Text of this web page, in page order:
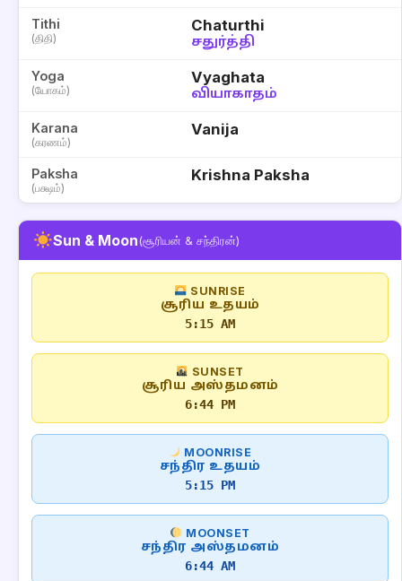
Tithi
(திதி)
Chaturthi
சதுர்த்தி
Yoga
(யோகம்)
Vyaghata
வியாகாதம்
Karana
(கரணம்)
Vanija
Paksha
(பக்ஷம்)
Krishna Paksha
Sun & Moon(சூரியன் & சந்திரன்)
SUNRISE
சூரிய உதயம்
5:15 AM
SUNSET
சூரிய அஸ்தமனம்
6:44 PM
MOONRISE
சந்திர உதயம்
5:15 PM
MOONSET
சந்திர அஸ்தமனம்
6:44 AM